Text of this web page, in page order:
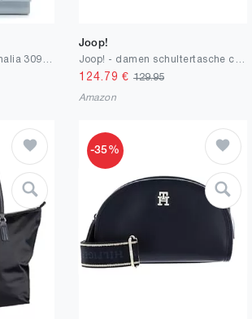
Joop!
124.79 € 129.95
Amazon
-35%